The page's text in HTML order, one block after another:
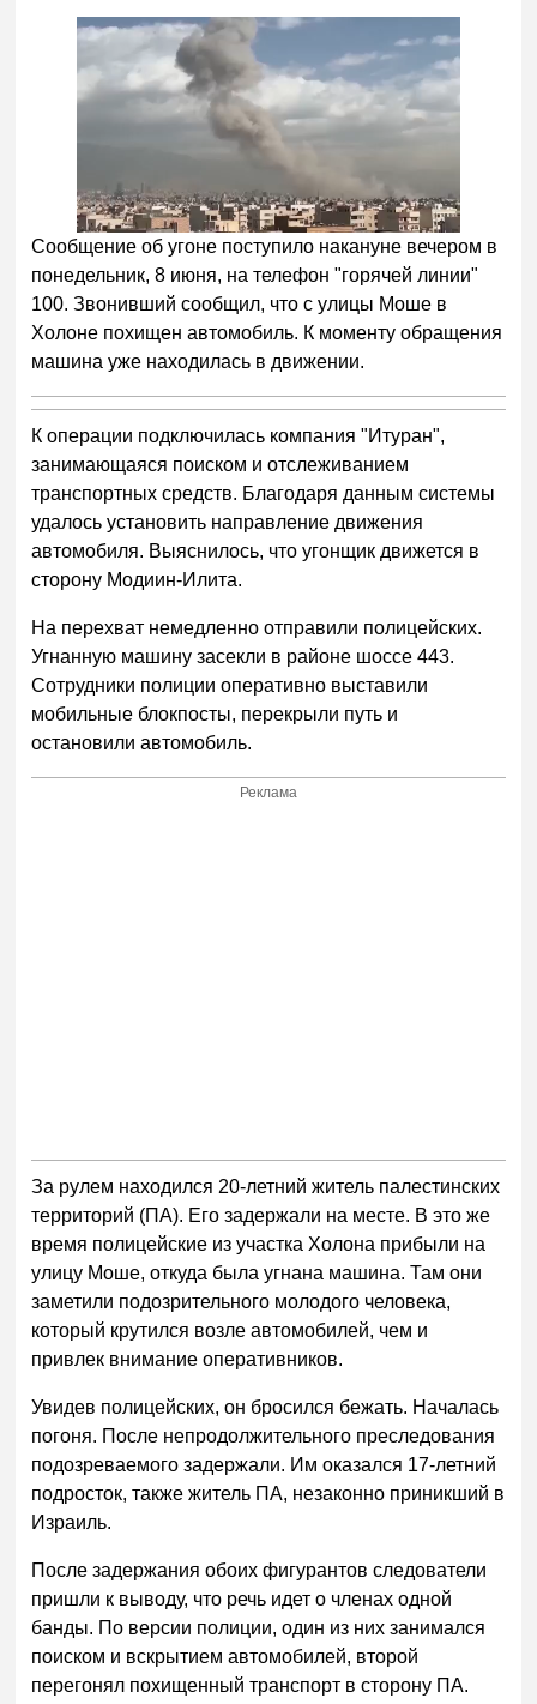
Сообщение об угоне поступило накануне вечером в
понедельник, 8 июня, на телефон "горячей линии"
100. Звонивший сообщил, что с улицы Моше в
Холоне похищен автомобиль. К моменту обращения
машина уже находилась в движении.
К операции подключилась компания "Итуран",
занимающаяся поиском и отслеживанием
транспортных средств. Благодаря данным системы
удалось установить направление движения
автомобиля. Выяснилось, что угонщик движется в
сторону Модиин-Илита.
На перехват немедленно отправили полицейских.
Угнанную машину засекли в районе шоссе 443.
Сотрудники полиции оперативно выставили
мобильные блокпосты, перекрыли путь и
остановили автомобиль.
Реклама
За рулем находился 20-летний житель палестинских
территорий (ПА). Его задержали на месте. В это же
время полицейские из участка Холона прибыли на
улицу Моше, откуда была угнана машина. Там они
заметили подозрительного молодого человека,
который крутился возле автомобилей, чем и
привлек внимание оперативников.
Увидев полицейских, он бросился бежать. Началась
погоня. После непродолжительного преследования
подозреваемого задержали. Им оказался 17-летний
подросток, также житель ПА, незаконно приникший в
Израиль.
После задержания обоих фигурантов следователи
пришли к выводу, что речь идет о членах одной
банды. По версии полиции, один из них занимался
поиском и вскрытием автомобилей, второй
перегонял похищенный транспорт в сторону ПА.